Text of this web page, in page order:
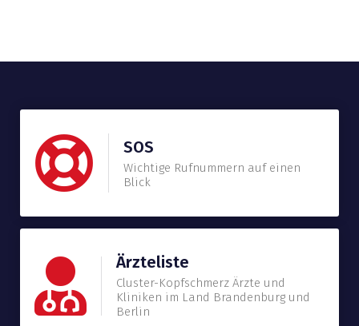
SOS
Wichtige Rufnummern auf einen
Blick
Ärzteliste
Cluster-Kopfschmerz Ärzte und
Kliniken im Land Brandenburg und
Berlin